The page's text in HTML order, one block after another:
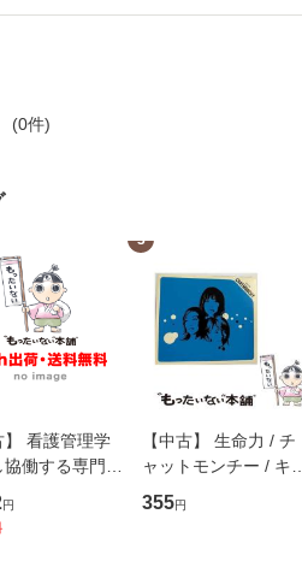
(0件)
】 看護管理学
働する専門職
ネジメントス
訂第3版 (看護
円
3
【中古】 生命力 / チ
ャットモンチー / キュ
ーンレコード [CD]
【メール便送料無料】
355円